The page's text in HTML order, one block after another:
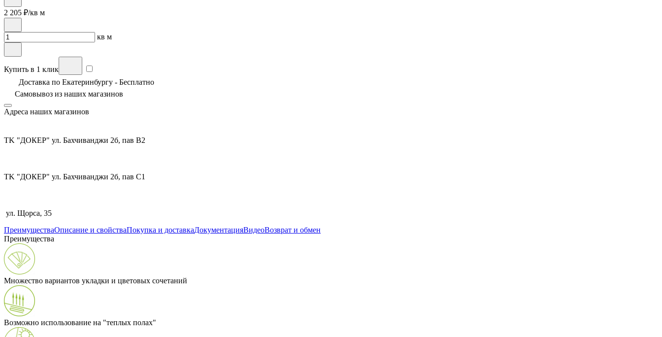
2 205 ₽/кв м
кв м
Купить в 1 клик
Доставка по Екатеринбургу - Бесплатно
Самовывоз из наших магазинов
Адреса наших магазинов
TK "ДОКЕР" ул. Бахчиванджи 2б, пав В2
TK "ДОКЕР" ул. Бахчиванджи 2б, пав С1
ул. Щорса, 35
ПреимуществаОписание и свойстваПокупка и доставкаДокументацияВидеоВозврат и обмен
Преимущества
Множество вариантов укладки и цветовых сочетаний
Возможно использование на "теплых полах"